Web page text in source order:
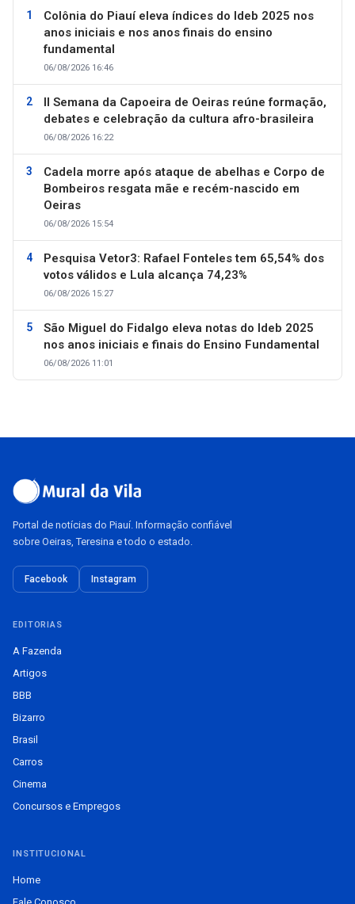
Colônia do Piauí eleva índices do Ideb 2025 nos
anos iniciais e nos anos finais do ensino
fundamental
06/08/2026 16:46
II Semana da Capoeira de Oeiras reúne formação,
debates e celebração da cultura afro-brasileira
06/08/2026 16:22
Cadela morre após ataque de abelhas e Corpo de
Bombeiros resgata mãe e recém-nascido em
Oeiras
06/08/2026 15:54
Pesquisa Vetor3: Rafael Fonteles tem 65,54% dos
votos válidos e Lula alcança 74,23%
06/08/2026 15:27
São Miguel do Fidalgo eleva notas do Ideb 2025
nos anos iniciais e finais do Ensino Fundamental
06/08/2026 11:01
Portal de notícias do Piauí. Informação confiável
sobre Oeiras, Teresina e todo o estado.
Facebook Instagram
EDITORIAS
A Fazenda
Artigos
BBB
Bizarro
Brasil
Carros
Cinema
Concursos e Empregos
INSTITUCIONAL
Home